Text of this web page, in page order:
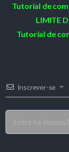
Tutorial de
LIMITE
Tutorial de
Inscrever-se